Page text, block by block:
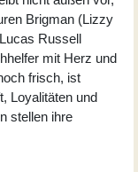
Brigman (Lizzy
Russell
mit Herz und
frisch, ist
Loyalitäten und
stellen ihre